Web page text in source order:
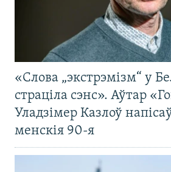
«Слова „экстрэмізм“ у
страціла сэнс». Аўтар
Уладзімер Казлоў
менскія 90-я